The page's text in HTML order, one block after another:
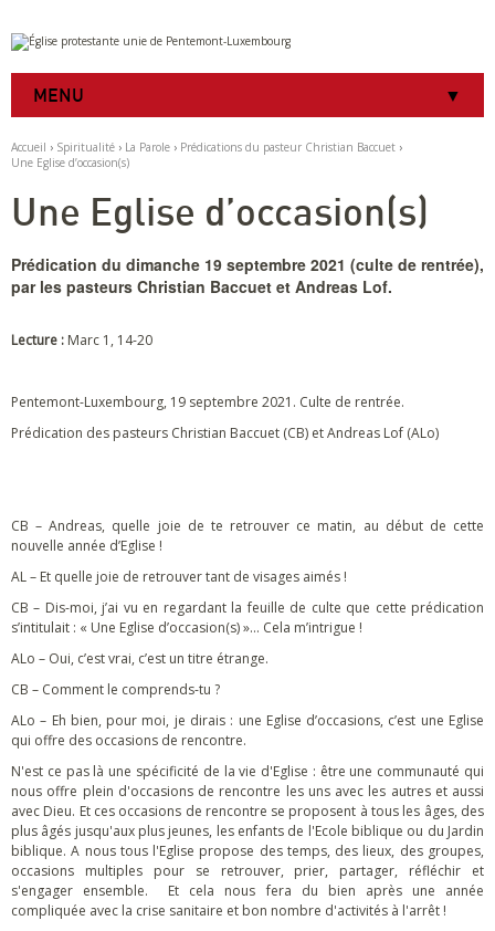
Aller
au
contenu.
à
navigation
Outils
personnels
MENU
Accueil › Spiritualité › La Parole › Prédications du pasteur Christian Baccuet ›
Une Eglise d’occasion(s)
Une Eglise d’occasion(s)
Prédication du dimanche 19 septembre 2021 (culte de rentrée),
par les pasteurs Christian Baccuet et Andreas Lof.
Lecture : Marc 1, 14-20
Pentemont-Luxembourg, 19 septembre 2021. Culte de rentrée.
Prédication des pasteurs Christian Baccuet (CB) et Andreas Lof (ALo)
CB – Andreas, quelle joie de te retrouver ce matin, au début de cette
nouvelle année d’Eglise !
AL – Et quelle joie de retrouver tant de visages aimés !
CB – Dis-moi, j’ai vu en regardant la feuille de culte que cette prédication
s’intitulait : « Une Eglise d’occasion(s) »… Cela m’intrigue !
ALo – Oui, c’est vrai, c’est un titre étrange.
CB – Comment le comprends-tu ?
ALo – Eh bien, pour moi, je dirais : une Eglise d’occasions, c’est une Eglise
qui offre des occasions de rencontre.
N'est ce pas là une spécificité de la vie d'Eglise : être une communauté qui
nous offre plein d'occasions de rencontre les uns avec les autres et aussi
avec Dieu. Et ces occasions de rencontre se proposent à tous les âges, des
plus âgés jusqu'aux plus jeunes, les enfants de l'Ecole biblique ou du Jardin
biblique. A nous tous l'Eglise propose des temps, des lieux, des groupes,
occasions multiples pour se retrouver, prier, partager, réfléchir et
s'engager ensemble. Et cela nous fera du bien après une année
compliquée avec la crise sanitaire et bon nombre d'activités à l'arrêt !